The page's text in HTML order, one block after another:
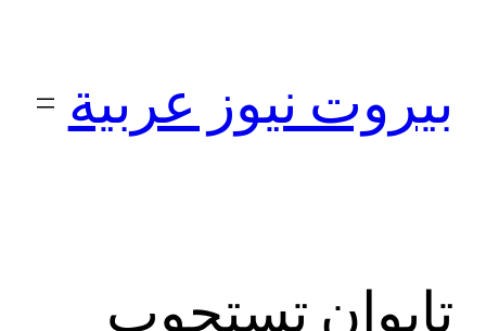
بيروت نيوز عربية
تايوان تستجوب